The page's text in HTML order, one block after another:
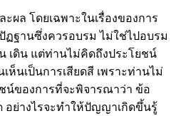
ผล โดยเฉพาะในเรื่องของการ
ฏฐานซึ่งควรอบรม ไม่ใช่ไปอบรม
เดิน แต่ท่านไม่คิดถึงประโยชน์
นเป็นการเสียดสี เพราะท่านไม่
น์ของการที่จะพิจารณาว่า ข้อ
อย่างไรจะทำให้ปัญญาเกิดขึ้นรู้